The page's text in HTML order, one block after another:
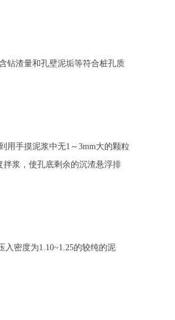
钻渣量和孔壁泥垢等符合桩孔质
手摸泥浆中无1～3mm大的颗粒
拌浆，使孔底剩余的沉渣悬浮排
密度为1.10~1.25的较纯的泥